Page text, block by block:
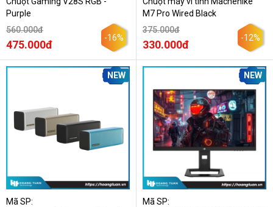
Purple
560.000đ
475.000đ
-16%
M7 Pro Wired Black
375.000đ
330.000đ
-12%
NEW
Mã SP:
NEW
Mã SP: